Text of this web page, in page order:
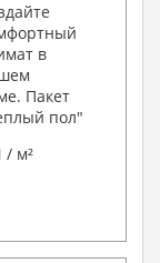
в
Пакет
пол"
/ м²